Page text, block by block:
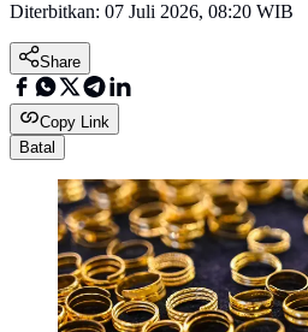
Diterbitkan: 07 Juli 2026, 08:20 WIB
Share
Copy Link
Batal